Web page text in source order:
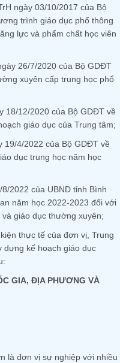
ngày 03/10/2017 của Bộ
trình giáo dục phổ thông
lực và phẩm chất học viên
26/7/2020 của Bộ GDĐT
xuyên cấp trung học phổ
18/12/2020 của Bộ GDĐT về
giáo dục của Trung tâm;
19/4/2022 của Bộ GDĐT về
dục trung học năm học
2022 của UBND tỉnh Bình
năm học 2022-2023 đối với
giáo dục thường xuyên;
thực tế của đơn vị, Trung
dựng kế hoạch giáo dục
GIA, ĐỊA PHƯƠNG VÀ
là đơn vị sự nghiệp với nhiều